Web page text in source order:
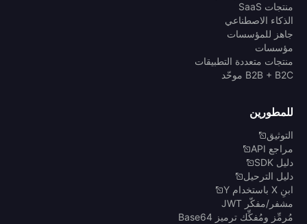
منتجات SaaS
الذكاء الاصطناعي
جاهز للمؤسسات
مؤسسات
منتجات متعددة التطبيقات
B2B + B2C موحّد
للمطورين
التوثيق
مراجع API
دليل SDK
دليل الترحيل
ابنِ X باستخدام Y
مشفر/مفكّر JWT
مُرمِّز ومُفكِّك ترميز Base64